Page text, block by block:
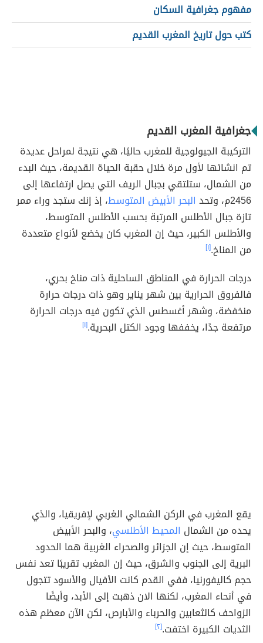
مفهوم جغرافية السكان
كتب حول تاريخ المغرب القديم
جغرافية المغرب القديم
التركيبة الجيولوجية للمغرب حاليًا، هي نتيجة لمراحل عديدة
تم انشائها لأول مرة خلال حقبة الحياة القديمة، حيث البدء
من الشمال، ستلتقي بجبال الريف التي يصل ارتفاعها إلى
2456م، وتحد
البحر الأبيض المتوسط، إذ إنك ستجد وراء ممر
تازة جبال الأطلس المرتبة بحسب الأطلس المتوسط،
والأطلس الكبير، حيث إن المغرب كان يخضع لأنواع متعددة
من المناخ.[١]
درجات الحرارة في المناطق الساحلية ذات مناخ بحري،
فالفروق الحرارية بين شهر يناير وهو ذات درجات حرارة
منخفضة، وشهر أغسطس الذي تكون فيه درجات الحرارة
مرتفعة جدًا، يخففها وجود الكتل البحرية.[١]
يقع المغرب في الركن الشمالي الغربي لإفريقيا، والذي
يحده من الشمال المحيط الأطلسي، والبحر الأبيض
المتوسط، حيث إن الجزائر والصحراء الغربية هما الحدود
البرية إلى الجنوب والشرق، حيث إن المغرب تقريبًا تعد نفس
حجم كاليفورنيا، ففي القدم كانت الأفيال والأسود تتجول
في أنحاء المغرب، لكنها الان ذهبت إلى الأبد، وأيضًا
الزواحف كالثعابين والحرباء والأبارص، لكن الآن معظم هذه
الثديات الكبيرة اختفت.[٢]